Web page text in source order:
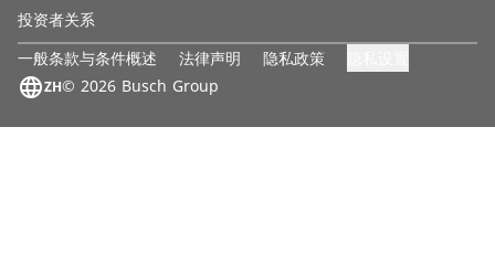
投资者关系
一般条款与条件概述
法律声明 隐私政策
ZH
language © 2026 Busch Group